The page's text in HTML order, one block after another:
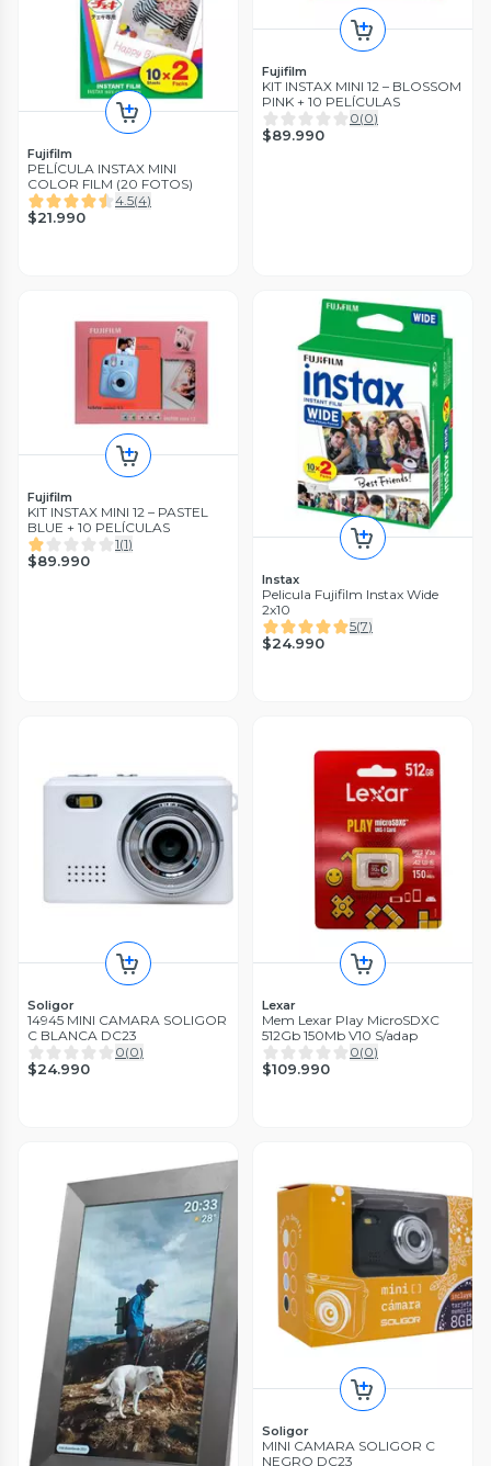
Fujifilm
PELÍCULA INSTAX MINI
COLOR FILM (20 FOTOS)
4.5(4)
$21.990
Fujifilm
KIT INSTAX MINI 12 – BLOSSOM
PINK + 10 PELÍCULAS
0(0)
$89.990
Fujifilm
KIT INSTAX MINI 12 – PASTEL
BLUE + 10 PELÍCULAS
1(1)
$89.990
Instax
Pelicula Fujifilm Instax Wide
2x10
5(7)
$24.990
Soligor
14945 MINI CAMARA SOLIGOR
C BLANCA DC23
0(0)
$24.990
Lexar
Mem Lexar Play MicroSDXC
512Gb 150Mb V10 S/adap
0(0)
$109.990
Soligor
MINI CAMARA SOLIGOR C
NEGRO DC23